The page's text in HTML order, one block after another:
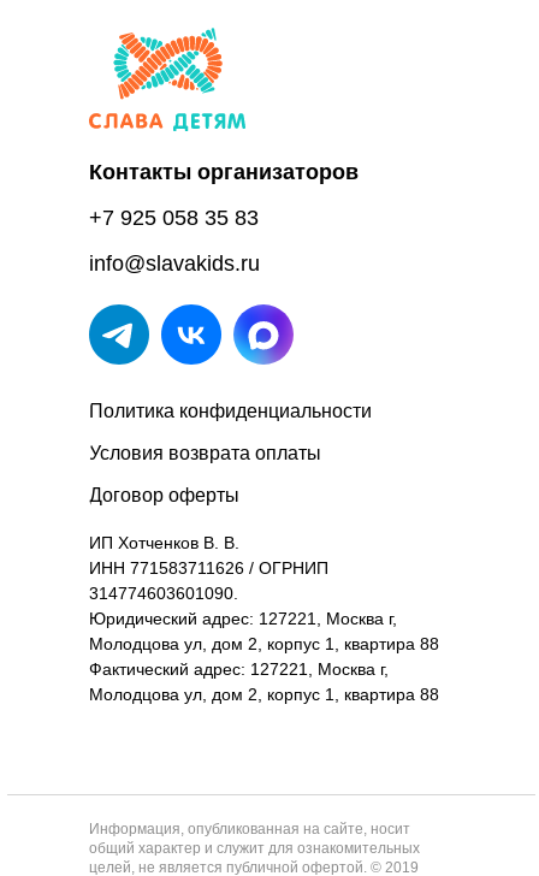
Информация, опубликованная на сайте, носит
общий характер и служит для ознакомительных
целей, не является публичной офертой. © 2019
info@slavakids.ru
Контакты организаторов
+7 925 058 35 83
ИП Хотченков В. В.
ИНН 771583711626 / ОГРНИП
314774603601090.
Юридический адрес: 127221, Москва г,
Молодцова ул, дом 2, корпус 1, квартира 88
Фактический адрес: 127221, Москва г,
Молодцова ул, дом 2, корпус 1, квартира 88
Политика конфиденциальности
Условия возврата оплаты
Договор оферты